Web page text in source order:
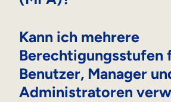
Kann ich mehrere
Berechtigungsstufen
Benutzer, Manager
Administratoren